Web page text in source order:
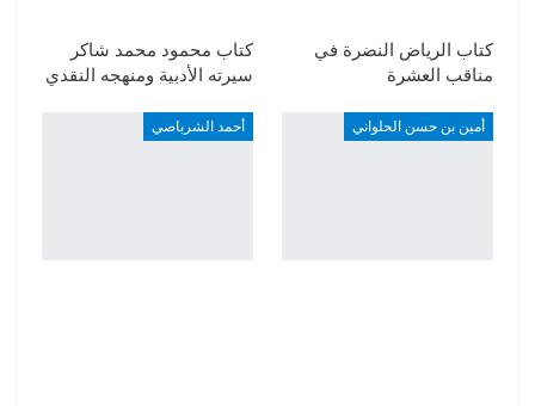
كتاب الرياض النضرة في
مناقب العشرة
كتاب محمود محمد شاكر
سيرته الأدبية ومنهجه النقدي
أمين بن حسن الحلواني أحمد الشرباصي